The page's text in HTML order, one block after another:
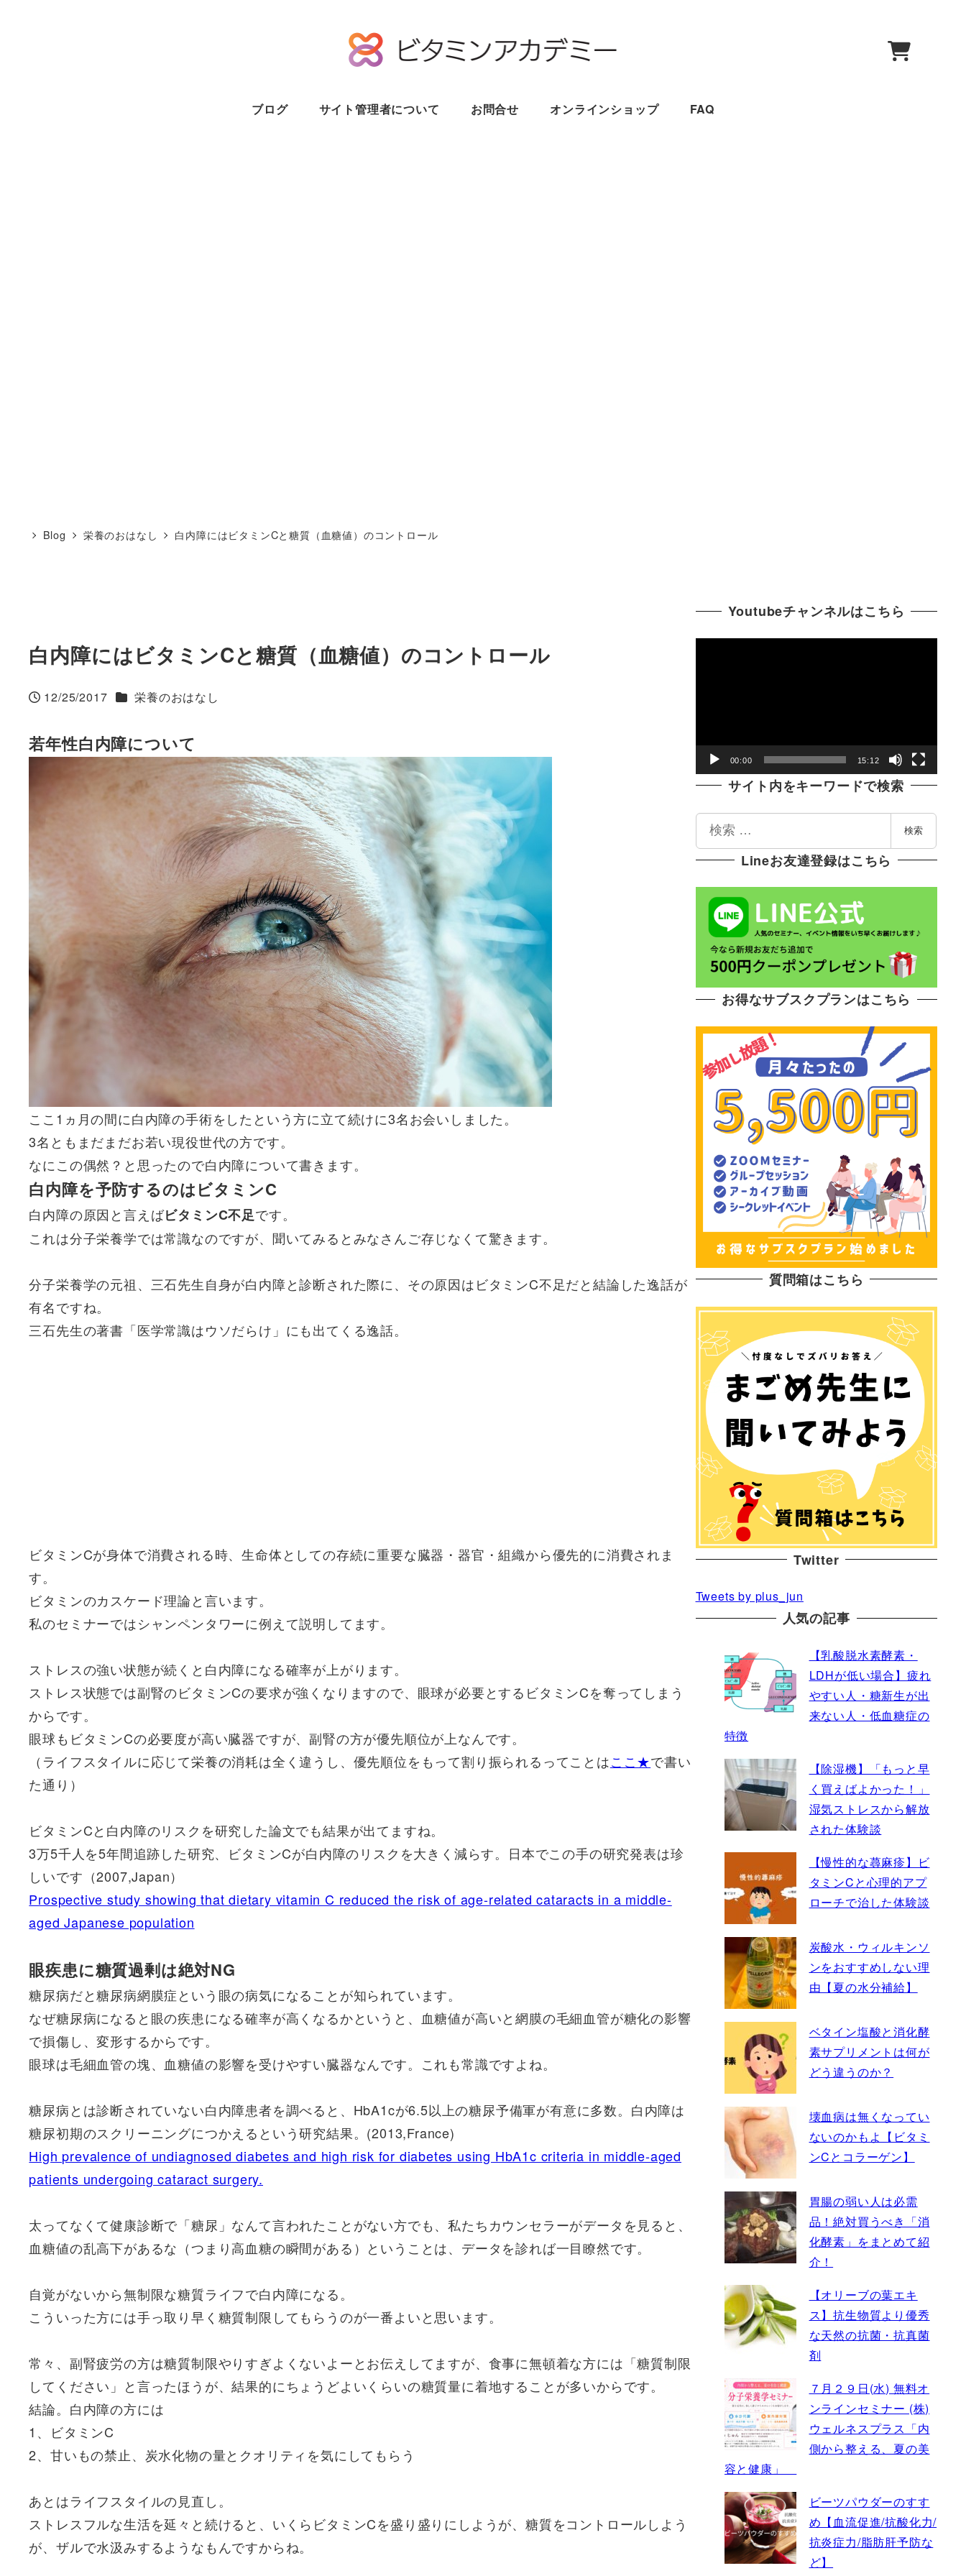
ブログ サイト管理者について お問合せ オンラインショップ FAQ
Blog 栄養のおはなし 白内障にはビタミンCと糖質（血糖値）のコントロール
白内障にはビタミンCと糖質（血糖値）のコントロール
投稿日
12/25/2017 カテゴリー
栄養のおはなし
若年性白内障について
ここ1ヵ月の間に白内障の手術をしたという方に立て続けに3名お会いしました。
3名ともまだまだお若い現役世代の方です。
なにこの偶然？と思ったので白内障について書きます。
白内障を予防するのはビタミンC
白内障の原因と言えばビタミンC不足です。
これは分子栄養学では常識なのですが、聞いてみるとみなさんご存じなくて驚きます。
分子栄養学の元祖、三石先生自身が白内障と診断された際に、その原因はビタミンC不足だと結論した逸話が
有名ですね。
三石先生の著書「医学常識はウソだらけ」にも出てくる逸話。
ビタミンCが身体で消費される時、生命体としての存続に重要な臓器・器官・組織から優先的に消費されま
す。
ビタミンのカスケード理論と言います。
私のセミナーではシャンペンタワーに例えて説明してます。
ストレスの強い状態が続くと白内障になる確率が上がります。
ストレス状態では副腎のビタミンCの要求が強くなりますので、眼球が必要とするビタミンCを奪ってしまう
からです。
眼球もビタミンCの必要度が高い臓器ですが、副腎の方が優先順位が上なんです。
（ライフスタイルに応じて栄養の消耗は全く違うし、優先順位をもって割り振られるってことはここ★で書い
た通り）
ビタミンCと白内障のリスクを研究した論文でも結果が出てますね。
3万5千人を5年間追跡した研究、ビタミンCが白内障のリスクを大きく減らす。日本でこの手の研究発表は珍
しいです（2007,Japan）
Prospective study showing that dietary vitamin C reduced the risk of age-related cataracts in a middle-
aged Japanese population
眼疾患に糖質過剰は絶対NG
糖尿病だと糖尿病網膜症という眼の病気になることが知られています。
なぜ糖尿病になると眼の疾患になる確率が高くなるかというと、血糖値が高いと網膜の毛細血管が糖化の影響
で損傷し、変形するからです。
眼球は毛細血管の塊、血糖値の影響を受けやすい臓器なんです。これも常識ですよね。
糖尿病とは診断されていない白内障患者を調べると、HbA1cが6.5以上の糖尿予備軍が有意に多数。白内障は
糖尿初期のスクリーニングにつかえるという研究結果。(2013,France)
High prevalence of undiagnosed diabetes and high risk for diabetes using HbA1c criteria in middle-aged
patients undergoing cataract surgery.
太ってなくて健康診断で「糖尿」なんて言われたことがない方でも、私たちカウンセラーがデータを見ると、
血糖値の乱高下があるな（つまり高血糖の瞬間がある）ということは、データを診れば一目瞭然です。
自覚がないから無制限な糖質ライフで白内障になる。
こういった方には手っ取り早く糖質制限してもらうのが一番よいと思います。
常々、副腎疲労の方は糖質制限やりすぎよくないよーとお伝えしてますが、食事に無頓着な方には「糖質制限
してください」と言ったほうが、結果的にちょうどよいくらいの糖質量に着地することが多いからです。
結論。白内障の方には
1、ビタミンC
2、甘いもの禁止、炭水化物の量とクオリティを気にしてもらう
あとはライフスタイルの見直し。
ストレスフルな生活を延々と続けると、いくらビタミンCを盛り盛りにしようが、糖質をコントロールしよう
が、ザルで水汲みするようなもんですからね。
Youtubeチャンネルはこちら
ヤ
00:00 15:12
サイト内をキーワードで検索
検
検索
Lineお友達登録はこちら
お得なサブスクプランはこちら
質問箱はこちら
Twitter
Tweets by plus_jun
人気の記事
【乳酸脱水素酵素・
LDHが低い場合】疲れ
やすい人・糖新生が出
来ない人・低血糖症の
特徴
【除湿機】「もっと早
く買えばよかった！」
湿気ストレスから解放
された体験談
【慢性的な蕁麻疹】ビ
タミンCと心理的アプ
ローチで治した体験談
炭酸水・ウィルキンソ
ンをおすすめしない理
由【夏の水分補給】
ベタイン塩酸と消化酵
素サプリメントは何が
どう違うのか？
壊血病は無くなってい
ないのかもよ【ビタミ
ンCとコラーゲン】
胃腸の弱い人は必需
品！絶対買うべき「消
化酵素」をまとめて紹
介！
【オリーブの葉エキ
ス】抗生物質より優秀
な天然の抗菌・抗真菌
剤
７月２９日(水) 無料オ
ンラインセミナー (株)
ウェルネスプラス「内
側から整える、夏の美
容と健康」
ビーツパウダーのすす
め【血流促進/抗酸化力/
抗炎症力/脂肪肝予防な
ど】